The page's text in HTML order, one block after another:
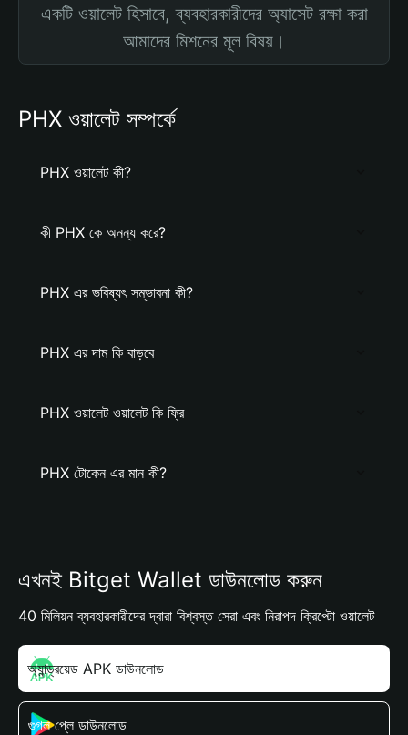
একটি ওয়ালেট হিসাবে, ব্যবহারকারীদের অ্যাসেট রক্ষা করা
আমাদের মিশনের মূল বিষয়।
PHX ওয়ালেট সম্পর্কে
PHX ওয়ালেট কী?
কী PHX কে অনন্য করে?
PHX এর ভবিষ্যৎ সম্ভাবনা কী?
PHX এর দাম কি বাড়বে
PHX ওয়ালেট ওয়ালেট কি ফ্রি
PHX টোকেন এর মান কী?
এখনই Bitget Wallet ডাউনলোড করুন
40 মিলিয়ন ব্যবহারকারীদের দ্বারা বিশ্বস্ত সেরা এবং নিরাপদ ক্রিপ্টো ওয়ালেট
অ্যান্ড্রয়েড APK ডাউনলোড
গুগল প্লে ডাউনলোড